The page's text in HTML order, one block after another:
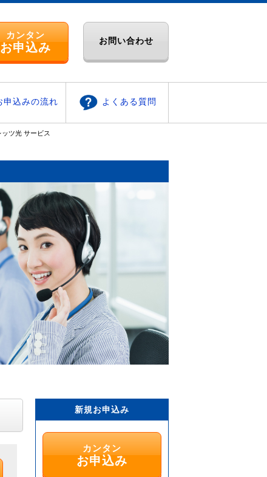
カンタン
お申込み お問い合わせ
申込みの流れ よくある質問
ツ光 サービス
新規お申込み
カンタン
お申込み